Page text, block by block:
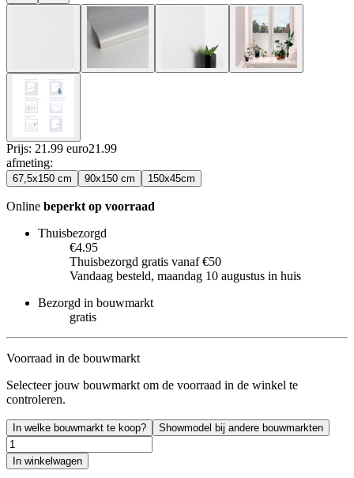
Prijs: 21.99 euro21 .99
afmeting:
67,5x150 cm 90x150 cm 150x45cm
Online beperkt op voorraad
Thuisbezorgd
€4.95
Thuisbezorgd gratis vanaf €50
Vandaag besteld, maandag 10 augustus in huis
Bezorgd in bouwmarkt
gratis
Voorraad in de bouwmarkt
Selecteer jouw bouwmarkt om de voorraad in de winkel te
controleren.
In welke bouwmarkt te koop? Showmodel bij andere bouwmarkten
In winkelwagen